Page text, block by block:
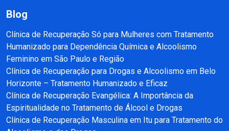
Blog
Clínica de Recuperação Só para Mulheres com Tratamento
Humanizado para Dependência Química e Alcoolismo
Feminino em São Paulo e Região
Clínica de Recuperação para Drogas e Alcoolismo em Belo
Horizonte – Tratamento Humanizado e Eficaz
Clínica de Recuperação Evangélica: A Importância da
Espiritualidade no Tratamento de Álcool e Drogas
Clínica de Recuperação Masculina em Itu para Tratamento do